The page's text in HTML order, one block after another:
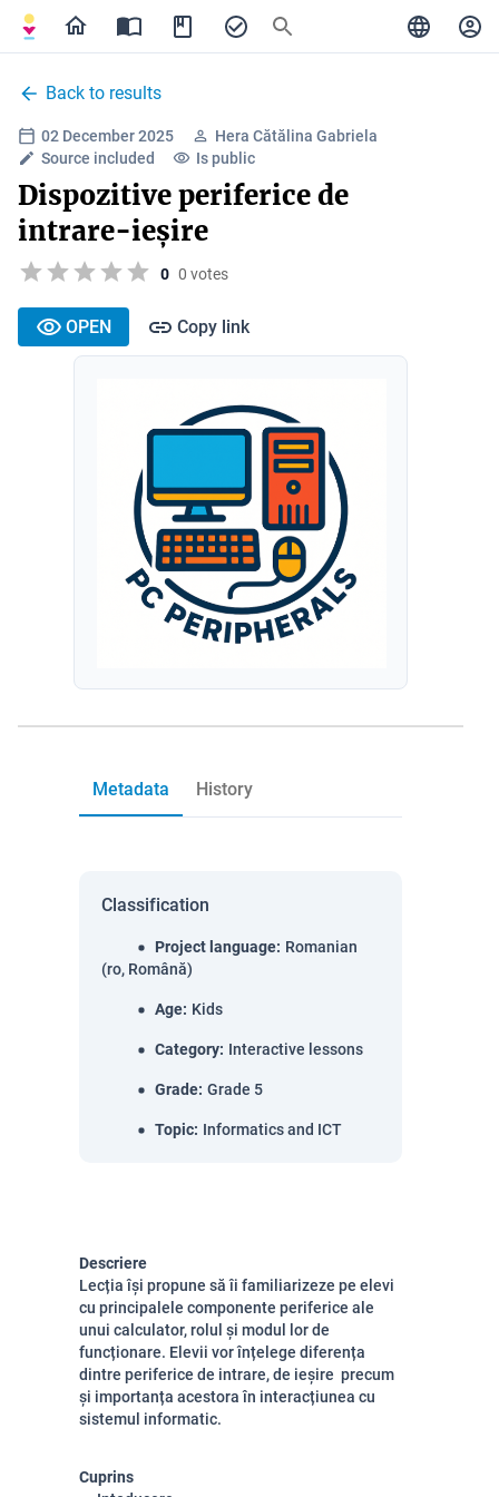
Back to results
02 December 2025
Hera Cătălina Gabriela
Source included
Is public
Dispozitive periferice de
intrare-ieșire
0 0 votes
OPEN Copy link
Metadata History
Classification
Project language: Romanian
(ro, Română)
Age: Kids
Category: Interactive lessons
Grade: Grade 5
Topic: Informatics and ICT
Descriere
Lecția își propune să îi familiarizeze pe elevi
cu principalele componente periferice ale
unui calculator, rolul și modul lor de
funcționare. Elevii vor înțelege diferența
dintre periferice de intrare, de ieșire precum
și importanța acestora în interacțiunea cu
sistemul informatic.
Cuprins